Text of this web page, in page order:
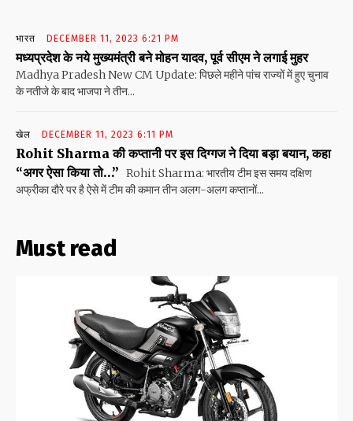
भारत DECEMBER 11, 2023 6:21 PM
मध्यप्रदेश के नये मुख्यमंत्री बने मोहन यादव, पूर्व सीएम ने लगाई मुहर
Madhya Pradesh New CM Update: पिछले महीने पांच राज्यों में हुए चुनाव
के नतीजे के बाद भाजपा ने तीन...
खेल DECEMBER 11, 2023 6:11 PM
Rohit Sharma की कप्तानी पर इस दिग्गज ने दिया बड़ा बयान, कहा
“अगर ऐसा किया तो…” Rohit Sharma: भारतीय टीम इस समय दक्षिण
अफ्रीका दौरे पर है ऐसे में टीम की कमान तीन अलग-अलग कप्तानों...
Must read